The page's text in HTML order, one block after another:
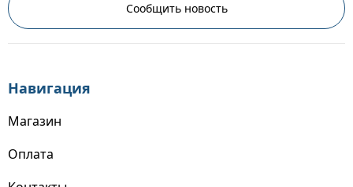
Сообщить новость
Навигация
Магазин
Оплата